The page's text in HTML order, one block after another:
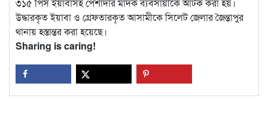
উদ্ধারকৃত ইয়াবা ও গ্রেফতারকৃত আসামীকে সিলেট জেলার জৈন্তাপুর
থানায় হস্তান্তর করা হয়েছে।
Sharing is caring!